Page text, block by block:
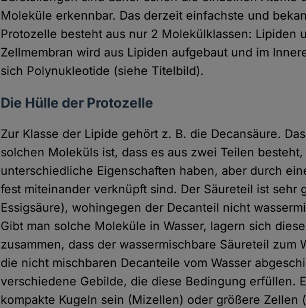
Moleküle erkennbar. Das derzeit einfachste und
Protozelle besteht aus nur 2 Molekülklassen: Lipiden
Zellmembran wird aus Lipiden aufgebaut und im
sich Polynukleotide (siehe Titelbild).
Die Hülle der Protozelle
Zur Klasse der Lipide gehört z. B. die Decansäure.
solchen Moleküls ist, dass es aus zwei Teilen
unterschiedliche Eigenschaften haben, aber durch
fest miteinander verknüpft sind. Der Säureteil ist sehr
Essigsäure), wohingegen der Decanteil nicht
Gibt man solche Moleküle in Wasser, lagern sich
zusammen, dass der wassermischbare Säureteil zum
die nicht mischbaren Decanteile vom Wasser
verschiedene Gebilde, die diese Bedingung erfüllen.
kompakte Kugeln sein (Mizellen) oder größere Zellen